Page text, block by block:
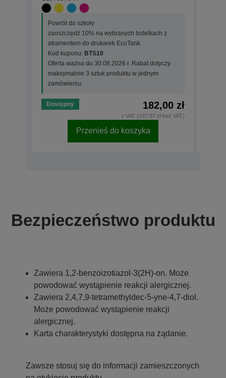
Powrót do szkoły
zaoszczędź 10% na wybranych butelkach z
atramentem do drukarek EcoTank.
Kod kuponu: BTS10
Oferta ważna do 30.08.2026 r. Rabat dotyczy
maksymalnie 3 sztuk produktu w jednym
zamówieniu.
Dostępny 182,00 zł
z VAT (147,97 zł bez VAT)
Przenieś do koszyka
Bezpieczeństwo produktu
Zawiera 1,2-benzoizotiazol-3(2H)-on. Może
powodować wystąpienie reakcji alergicznej.
Zawiera 2,4,7,9-tetramethyldec-5-yne-4,7-diol.
Może powodować wystąpienie reakcji
alergicznej.
Karta charakterystyki dostępna na żądanie.
Zawsze stosuj się do informacji zamieszczonych